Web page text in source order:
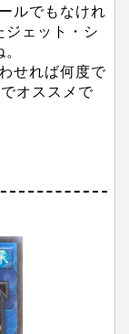
ルでもなけれ
ジェット・シ
せれば何度で
オススメで